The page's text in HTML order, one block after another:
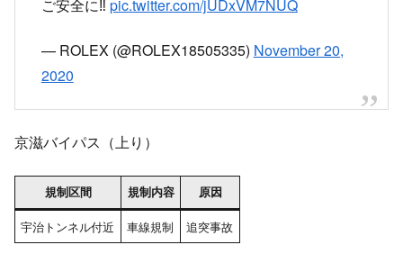
ご安全に‼️ pic.twitter.com/jUDxVM7NUQ
— ROLEX (@ROLEX18505335)November 20,
2020
京滋バイパス（上り）
規制区間 規制内容 原因
宇治トンネル付近 車線規制 追突事故